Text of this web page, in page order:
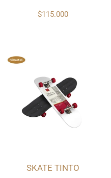
$115.000
SKATE TINTO